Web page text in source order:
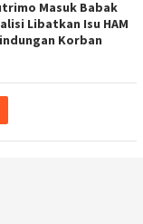
Masuk Babak
Libatkan Isu HAM
Korban